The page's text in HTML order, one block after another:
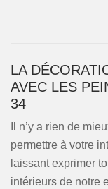
LA
AVEC LES
34
Il n’y a rien de
permettre à votre
laissant exprimer
intérieurs de notre